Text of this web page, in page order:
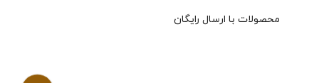
محصولات با ارسال رایگان